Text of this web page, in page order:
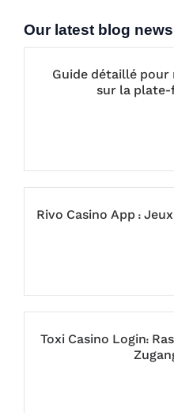
Our latest blog news
Guide détaillé
sur la plate-
Rivo Casino App :
Toxi Casino Login: